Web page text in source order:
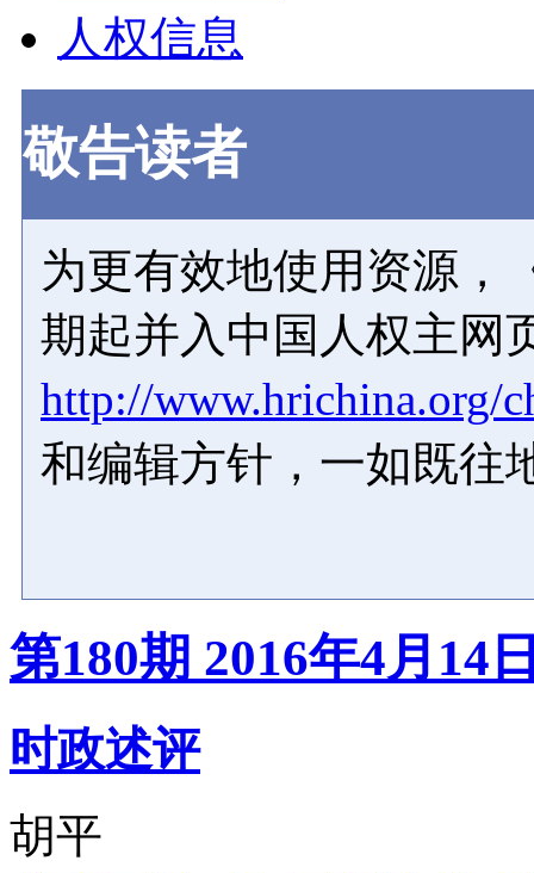
人权信息
敬告读者
为更有效地使用资源，
期起并入中国人权主网
http://www.hrichina.org/
和编辑方针，一如既往
第180期 2016年4月14
时政述评
胡平